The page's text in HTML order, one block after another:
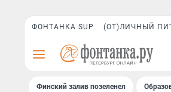
ФОНТАНКА SUP (ОТ)ЛИЧНЫЙ
Финский залив позеленел